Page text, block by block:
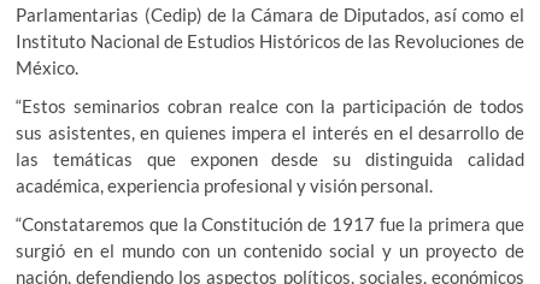
Parlamentarias (Cedip) de la Cámara de Diputados, así como el
Instituto Nacional de Estudios Históricos de las Revoluciones de
México.
“Estos seminarios cobran realce con la participación de todos
sus asistentes, en quienes impera el interés en el desarrollo de
las temáticas que exponen desde su distinguida calidad
académica, experiencia profesional y visión personal.
“Constataremos que la Constitución de 1917 fue la primera que
surgió en el mundo con un contenido social y un proyecto de
nación, defendiendo los aspectos políticos, sociales, económicos